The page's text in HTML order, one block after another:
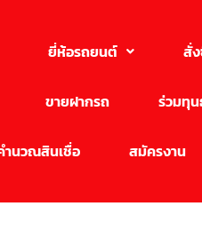
ยี่ห้อรถยนต์ สั่
ขายฝากรถ ร่วมทุ
ำนวณสินเชื่อ สมัครงาน